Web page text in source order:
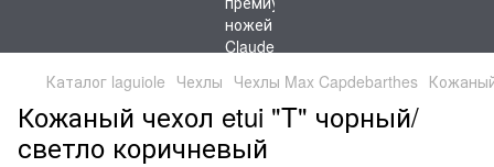
Каталог laguiole Чехлы Чехлы Max Capdebarthes
Кожаный чехол etui "T" чорный/
светло коричневый